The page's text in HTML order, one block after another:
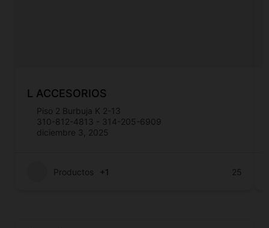
L ACCESORIOS
Piso 2 Burbuja K 2-13
310-812-4813 - 314-205-6909
diciembre 3, 2025
Productos +1 25